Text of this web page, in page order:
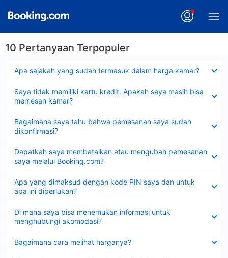
10 Pertanyaan Terpopuler
Apa sajakah yang sudah termasuk dalam harga kamar?
Saya tidak memiliki kartu kredit. Apakah saya masih bisa
memesan kamar?
Bagaimana saya tahu bahwa pemesanan saya sudah
dikonfirmasi?
Dapatkah saya membatalkan atau mengubah pemesanan
saya melalui Booking.com?
Apa yang dimaksud dengan kode PIN saya dan untuk
apa ini diperlukan?
Di mana saya bisa menemukan informasi untuk
menghubungi akomodasi?
Bagaimana cara melihat harganya?